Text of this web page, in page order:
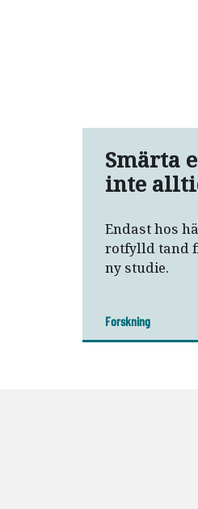
Smärta
inte
Endast hos
rotfylld tand
ny studie.
Forskning